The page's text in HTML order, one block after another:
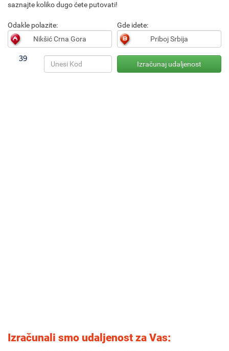
saznajte koliko dugo ćete putovati!
Odakle polazite: Gde idete:
Izračunali smo udaljenost za Vas: